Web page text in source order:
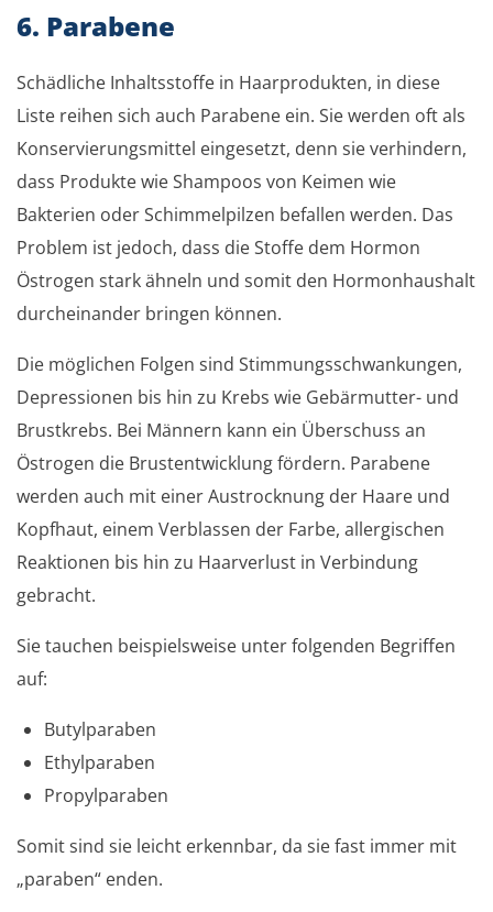
6. Parabene
Schädliche Inhaltsstoffe in Haarprodukten, in diese
Liste reihen sich auch Parabene ein. Sie werden oft als
Konservierungsmittel eingesetzt, denn sie verhindern,
dass Produkte wie Shampoos von Keimen wie
Bakterien oder Schimmelpilzen befallen werden. Das
Problem ist jedoch, dass die Stoffe dem Hormon
Östrogen stark ähneln und somit den Hormonhaushalt
durcheinander bringen können.
Die möglichen Folgen sind Stimmungsschwankungen,
Depressionen bis hin zu Krebs wie Gebärmutter- und
Brustkrebs. Bei Männern kann ein Überschuss an
Östrogen die Brustentwicklung fördern. Parabene
werden auch mit einer Austrocknung der Haare und
Kopfhaut, einem Verblassen der Farbe, allergischen
Reaktionen bis hin zu Haarverlust in Verbindung
gebracht.
Sie tauchen beispielsweise unter folgenden Begriffen
auf:
Butylparaben
Ethylparaben
Propylparaben
Somit sind sie leicht erkennbar, da sie fast immer mit
„paraben“ enden.